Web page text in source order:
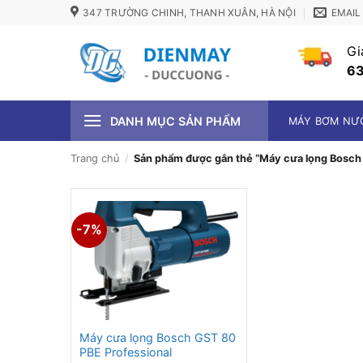
347 TRƯỜNG CHINH, THANH XUÂN, HÀ NỘI EMAIL
DANH MỤC SẢN PHẨM MÁY BƠM
Trang chủ / Sản phẩm được gắn thẻ “Máy cưa lọng Bosch
-7%
Máy cưa lọng Bosch GST 80
PBE Professional